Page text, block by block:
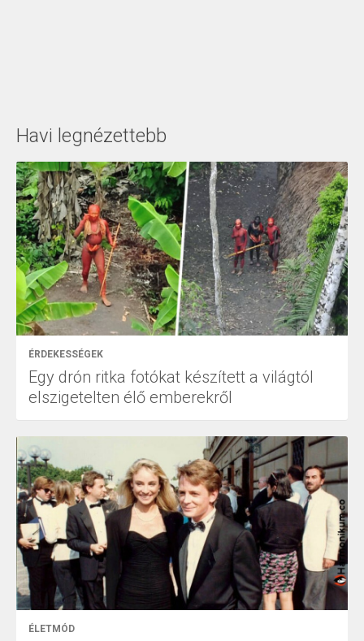
Havi legnézettebb
ÉRDEKESSÉGEK
Egy drón ritka fotókat készített a világtól
elszigetelten élő emberekről
ÉLETMÓD